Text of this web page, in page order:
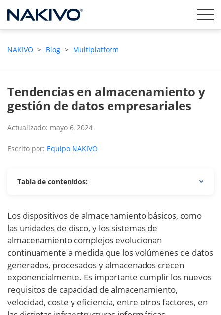
NAKIVO > Blog > Multiplatform
Tendencias en almacenamiento y
gestión de datos empresariales
Actualizado: mayo 6, 2024
Escrito por: Equipo NAKIVO
Tabla de contenidos:
Los dispositivos de almacenamiento básicos, como
las unidades de disco, y los sistemas de
almacenamiento complejos evolucionan
continuamente a medida que los volúmenes de datos
generados, procesados y almacenados crecen
exponencialmente. Es importante cumplir los nuevos
requisitos de capacidad de almacenamiento,
velocidad, coste y eficiencia, entre otros factores, en